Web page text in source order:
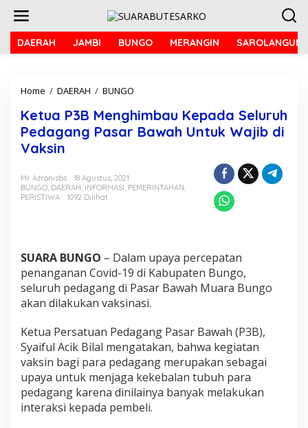
DAERAH JAMBI BUNGO MERANGIN SAROLANGUN
Home / DAERAH / BUNGO
t
u
a
M
m
b
a
u
p
a
d
a
S
e
l
Ketua P3B Menghimbau Kepada Seluruh
Pedagang Pasar Bawah Untuk Wajib di
Vaksin
Mr Azronisbs
18 Agustus, 2021
BUNGO, DAERAH, INFORMASI, PEMERINTAHAN,
PERISTIWA
1092 Dilihat
SUARA BUNGO – Dalam upaya percepatan
penanganan Covid-19 di Kabupaten Bungo,
seluruh pedagang di Pasar Bawah Muara Bungo
akan dilakukan vaksinasi.
Ketua Persatuan Pedagang Pasar Bawah (P3B),
Syaiful Acik Bilal mengatakan, bahwa kegiatan
vaksin bagi para pedagang merupakan sebagai
upaya untuk menjaga kekebalan tubuh para
pedagang karena dinilainya banyak melakukan
interaksi kepada pembeli.